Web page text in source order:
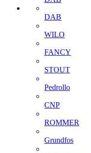
DAB
WILO
FANCY
STOUT
Pedrollo
CNP
ROMMER
Grundfos